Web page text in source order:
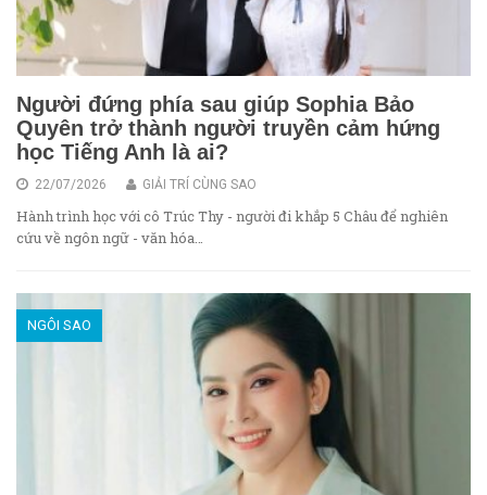
Người đứng phía sau giúp Sophia Bảo
Quyên trở thành người truyền cảm hứng
học Tiếng Anh là ai?
22/07/2026 GIẢI TRÍ CÙNG SAO
Hành trình học với cô Trúc Thy - người đi khắp 5 Châu để nghiên
cứu về ngôn ngữ - văn hóa…
NGÔI SAO